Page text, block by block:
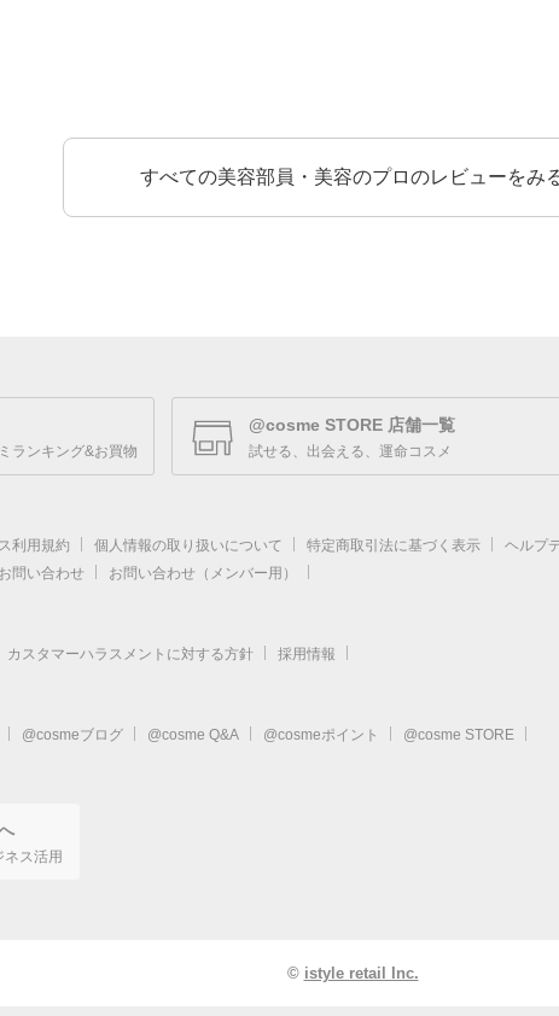
すべての美容部員・美容のプロのレビューをみ
ランキング&お買物
@cosme STORE 店舗一覧
試せる、出会える、運命コスメ
利用規約 個人情報の取り扱いについて 特定商取引法に基づく表示
ヘルプ
問い合わせ お問い合わせ（メンバー用）
カスタマーハラスメントに対する方針 採用情報
@cosmeブログ @cosme Q&A @cosmeポイント
@cosme STORE
ス活用
© istyle retail Inc.